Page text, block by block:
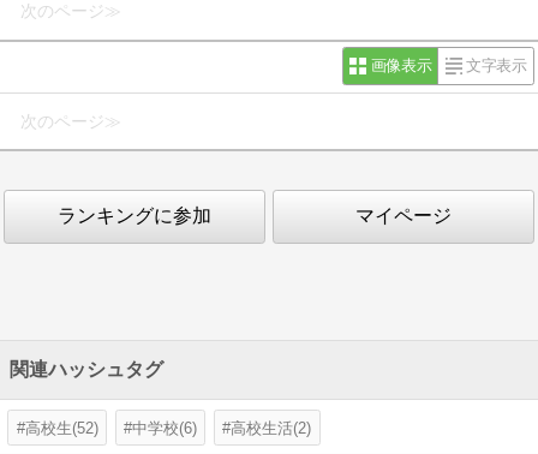
次のページ≫
画像表示 文字表示
次のページ≫
ランキングに参加 マイページ
関連ハッシュタグ
高校生(52) 中学校(6) 高校生活(2)